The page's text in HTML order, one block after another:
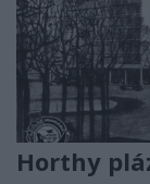
Horthy